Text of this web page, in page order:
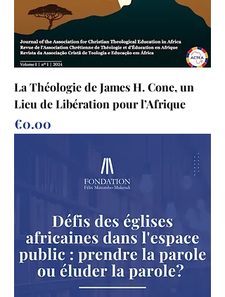
La Théologie de James H. Cone, un
Lieu de Libération pour l’Afrique
Prix
€0.00